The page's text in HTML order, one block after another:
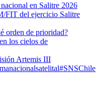
en Salitre 2026
FIT del ejercicio Salitre
orden de prioridad?
los cielos de
Artemis III
#SNSChile